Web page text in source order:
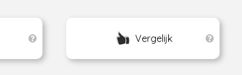
Vergelijk